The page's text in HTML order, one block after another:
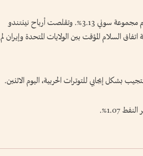
وزاد سهم شركة نينتندو لألعاب الفيديو 5.25%، وصعد سهم مجموعة سوني 3.13%. وتقلصت أرباح نينتندو
السلام المؤقت بين الولايات المتحدة وإيران لم
بشكل إيجابي للتوترات الحربية، اليوم الاثنين.